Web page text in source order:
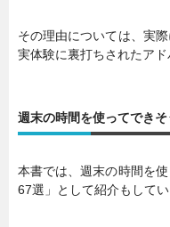
その理由については、実
実体験に裏打ちされたアド
週末の時間を使ってでき
本書では、週末の時間を
67選」として紹介もしてい